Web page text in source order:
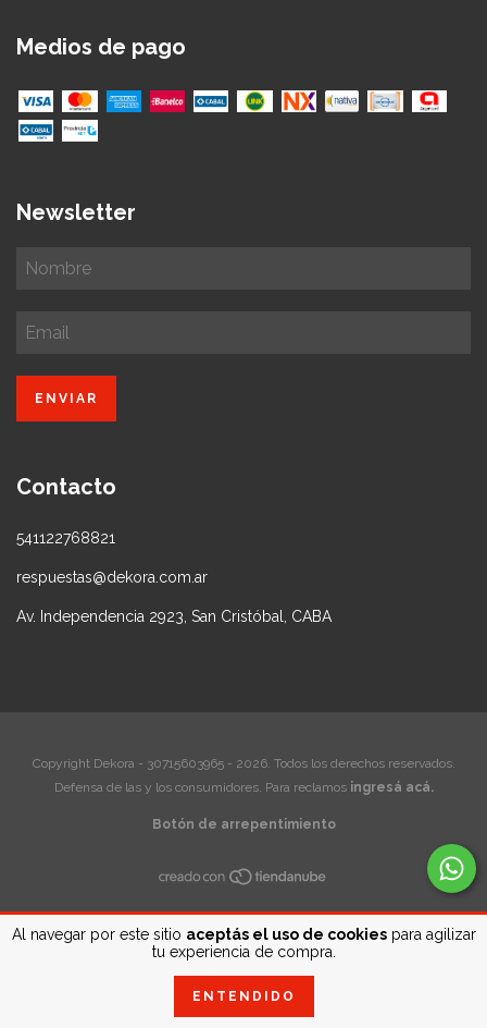
Al navegar por este sitio aceptás el uso de cookiespara agilizar
tu experiencia de compra.
ENTENDIDO
Medios de pago
Newsletter
Contacto
541122768821
respuestas@dekora.com.ar
Av. Independencia 2923, San Cristóbal, CABA
Copyright Dekora - 30715603965 - 2026. Todos los derechos reservados.
Defensa de las y los consumidores. Para reclamos ingresá acá.
Botón de arrepentimiento